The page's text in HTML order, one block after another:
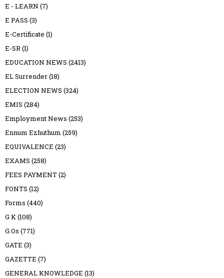
E - LEARN (7)
E PASS (3)
E-Certificate (1)
E-SR(1)
EDUCATION NEWS (2413)
EL Surrender(18)
ELECTION NEWS (324)
EMIS (284)
Employment News (253)
Ennum Ezhuthum (259)
EQUIVALENCE (23)
EXAMS (258)
FEES PAYMENT(2)
FONTS (12)
Forms (440)
G K(108)
G.Os (771)
GATE (3)
GAZETTE (7)
GENERAL KNOWLEDGE (13)